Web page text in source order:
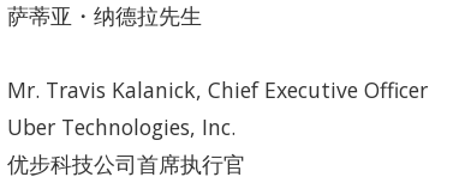
萨蒂亚・纳德拉先生
Mr. Travis Kalanick, Chief Executive Officer
Uber Technologies, Inc.
优步科技公司首席执行官